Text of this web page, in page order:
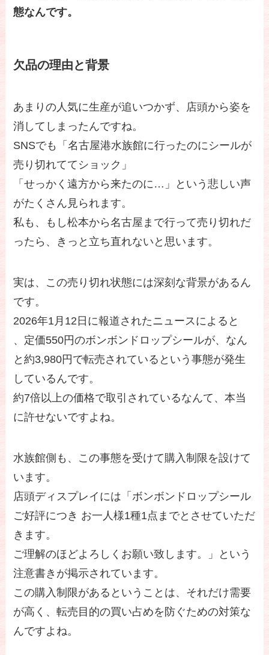
態なんです。
欠品の理由と背景
あまりの人気に生産が追いつかず、店頭から姿を
消してしまったんですね。
SNSでも「名古屋港水族館に行ったのにシールが
売り切れててショック」
「せっかく遠方から来たのに…」という悲しい声
がたくさん見られます。
私も、もし松本から名古屋まで行って売り切れだ
ったら、きっと立ち直れないと思います。
実は、この売り切れ状態には深刻な背景があるん
です。
2026年1月12日に報道されたニュースによると
、定価550円のボンボンドロップシールが、なん
と約3,980円で転売されているという事態が発生
しているんです。
約7倍以上の価格で取引されているなんて、本当
に許せないですよね。
水族館側も、この事態を受けて購入制限を設けて
います。
店頭ディスプレイには「ボンボンドロップシール
ご好評につき お一人様1種1点までとさせていただ
きます。
ご理解のほどよろしくお願い致します。」という
注意書きが掲示されています。
この購入制限があるということは、それだけ需要
が高く、転売目的の買い占めを防ぐための対策な
んですよね。